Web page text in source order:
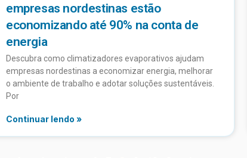
empresas nordestinas estão
economizando até 90% na conta de
energia
Descubra como climatizadores evaporativos ajudam
empresas nordestinas a economizar energia, melhorar
o ambiente de trabalho e adotar soluções sustentáveis.
Por
Continuar lendo »